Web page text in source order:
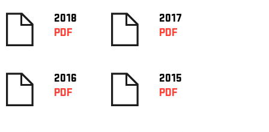
2018
PDF
2017
PDF
2016
PDF
2015
PDF